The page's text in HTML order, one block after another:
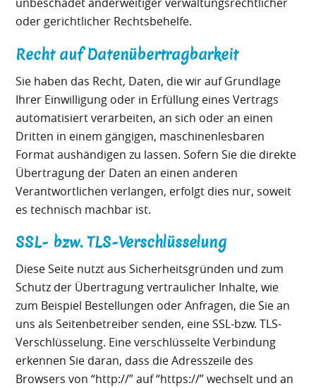
oder gerichtlicher Rechtsbehelfe.
Recht auf Datenübertragbarkeit
Sie haben das Recht, Daten, die wir auf Grundlage
Ihrer Einwilligung oder in Erfüllung eines Vertrags
automatisiert verarbeiten, an sich oder an einen
Dritten in einem gängigen, maschinenlesbaren
Format aushändigen zu lassen. Sofern Sie die direkte
Übertragung der Daten an einen anderen
Verantwortlichen verlangen, erfolgt dies nur, soweit
es technisch machbar ist.
SSL- bzw. TLS-Verschlüsselung
Diese Seite nutzt aus Sicherheitsgründen und zum
Schutz der Übertragung vertraulicher Inhalte, wie
zum Beispiel Bestellungen oder Anfragen, die Sie an
uns als Seitenbetreiber senden, eine SSL-bzw. TLS-
Verschlüsselung. Eine verschlüsselte Verbindung
erkennen Sie daran, dass die Adresszeile des
Browsers von “http://” auf “https://” wechselt und an